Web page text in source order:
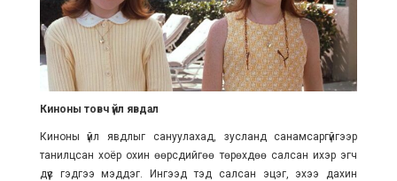
Киноны товч үйл явдал
Киноны үйл явдлыг сануулахад, зусланд санамсаргүйгээр
танилцсан хоёр охин өөрсдийгөө төрөхдөө салсан ихэр эгч
дүүс гэдгээ мэддэг. Ингээд тэд салсан эцэг, эхээ дахин